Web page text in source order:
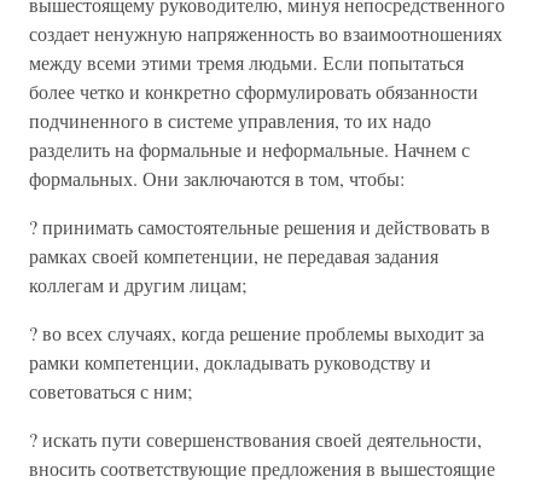
создает ненужную напряженность во взаимоотношениях
между всеми этими тремя людьми. Если попытаться
более четко и конкретно сформулировать обязанности
подчиненного в системе управления, то их надо
разделить на формальные и неформальные. Начнем с
формальных. Они заключаются в том, чтобы:
? принимать самостоятельные решения и действовать в
рамках своей компетенции, не передавая задания
коллегам и другим лицам;
? во всех случаях, когда решение проблемы выходит за
рамки компетенции, докладывать руководству и
советоваться с ним;
? искать пути совершенствования своей деятельности,
вносить соответствующие предложения в вышестоящие